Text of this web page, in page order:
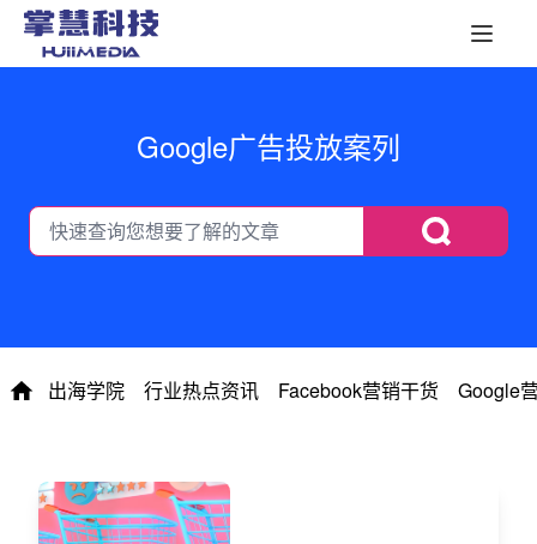
Google广告投放案列
出海学院 行业热点资讯 Facebook营销干货 Google